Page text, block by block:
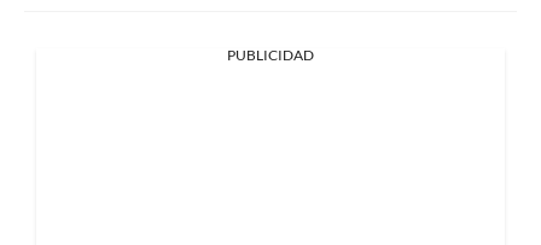
PUBLICIDAD